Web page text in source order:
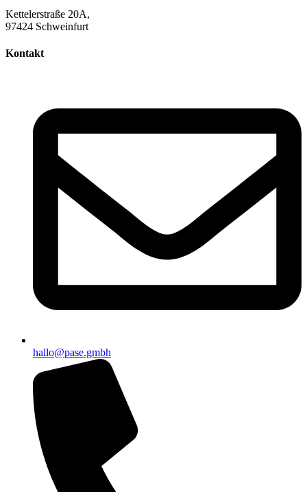
Kettelerstraße 20A,
97424 Schweinfurt
Kontakt
hallo@pase.gmbh